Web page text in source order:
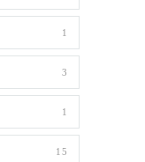
1
3
1
15